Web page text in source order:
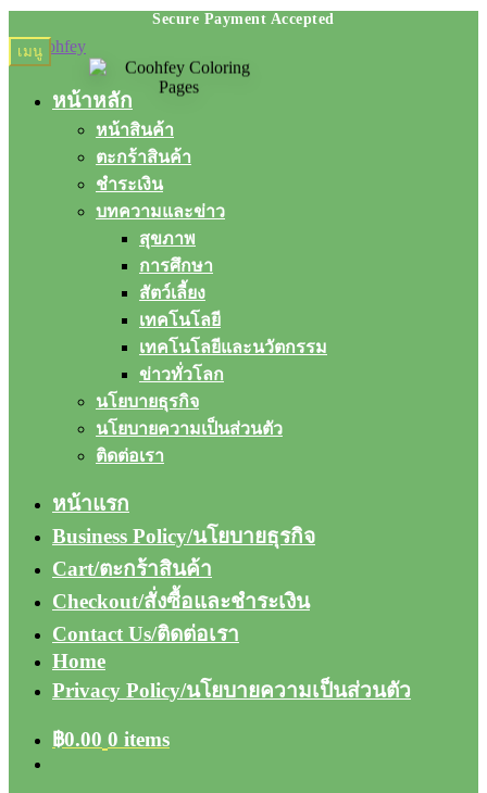
Skip
to
Skip
to
เมนู
หน้าหลัก
หน้าสินค้า
ตะกร้าสินค้า
ชำระเงิน
บทความและข่าว
สุขภาพ
การศึกษา
สัตว์เลี้ยง
เทคโนโลยี
เทคโนโลยีและนวัตกรรม
ข่าวทั่วโลก
นโยบายธุรกิจ
นโยบายความเป็นส่วนตัว
ติดต่อเรา
หน้าแรก
Business Policy/นโยบายธุรกิจ
Cart/ตะกร้าสินค้า
Checkout/สั่งซื้อและชำระเงิน
Contact Us/ติดต่อเรา
Home
Privacy Policy/นโยบายความเป็นส่วนตัว
฿0.00 0 items